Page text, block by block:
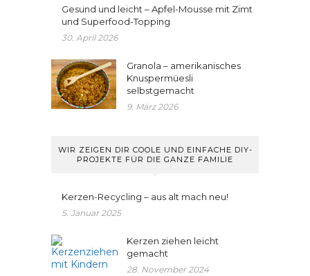
Gesund und leicht – Apfel-Mousse mit Zimt
und Superfood-Topping
30. April 2026
Granola – amerikanisches
Knuspermüesli
selbstgemacht
9. März 2026
WIR ZEIGEN DIR COOLE UND EINFACHE DIY-
PROJEKTE FÜR DIE GANZE FAMILIE
Kerzen-Recycling – aus alt mach neu!
5. Januar 2025
Kerzen ziehen leicht
gemacht
28. November 2024